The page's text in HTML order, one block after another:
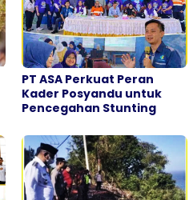
PT ASA Perkuat Peran
Kader Posyandu untuk
Pencegahan Stunting